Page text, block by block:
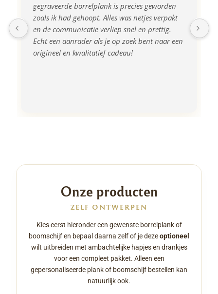
gegraveerde borrelplank is precies geworden
zoals ik had gehoopt. Alles was netjes verpakt
en de communicatie verliep snel en prettig.
Echt een aanrader als je op zoek bent naar een
origineel en kwalitatief cadeau!
Onze producten
ZELF ONTWERPEN
Kies eerst hieronder een gewenste borrelplank of
boomschijf en bepaal daarna zelf of je dezeoptioneel
wilt uitbreiden met ambachtelijke hapjes en drankjes
voor een compleet pakket. Alleen een
gepersonaliseerde plank of boomschijf bestellen kan
natuurlijk ook.